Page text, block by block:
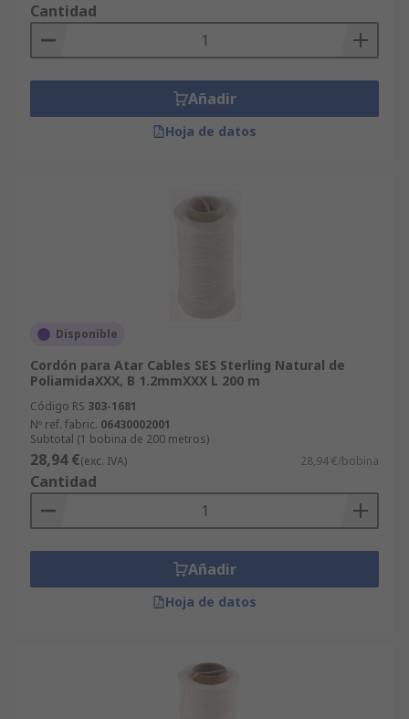
Cantidad
Añadir
Hoja de datos
Disponible
Cordón para Atar Cables SES Sterling Natural de
PoliamidaXXX, B 1.2mmXXX L 200 m
Código RS 303-1681
Nº ref. fabric. 06430002001
Subtotal (1 bobina de 200 metros)
28,94 €(exc. IVA) 28,94 €/bobina
Cantidad
Añadir
Hoja de datos